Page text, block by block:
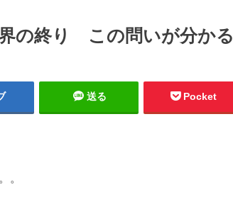
の終り この問いが分かる
送る Pocket
。